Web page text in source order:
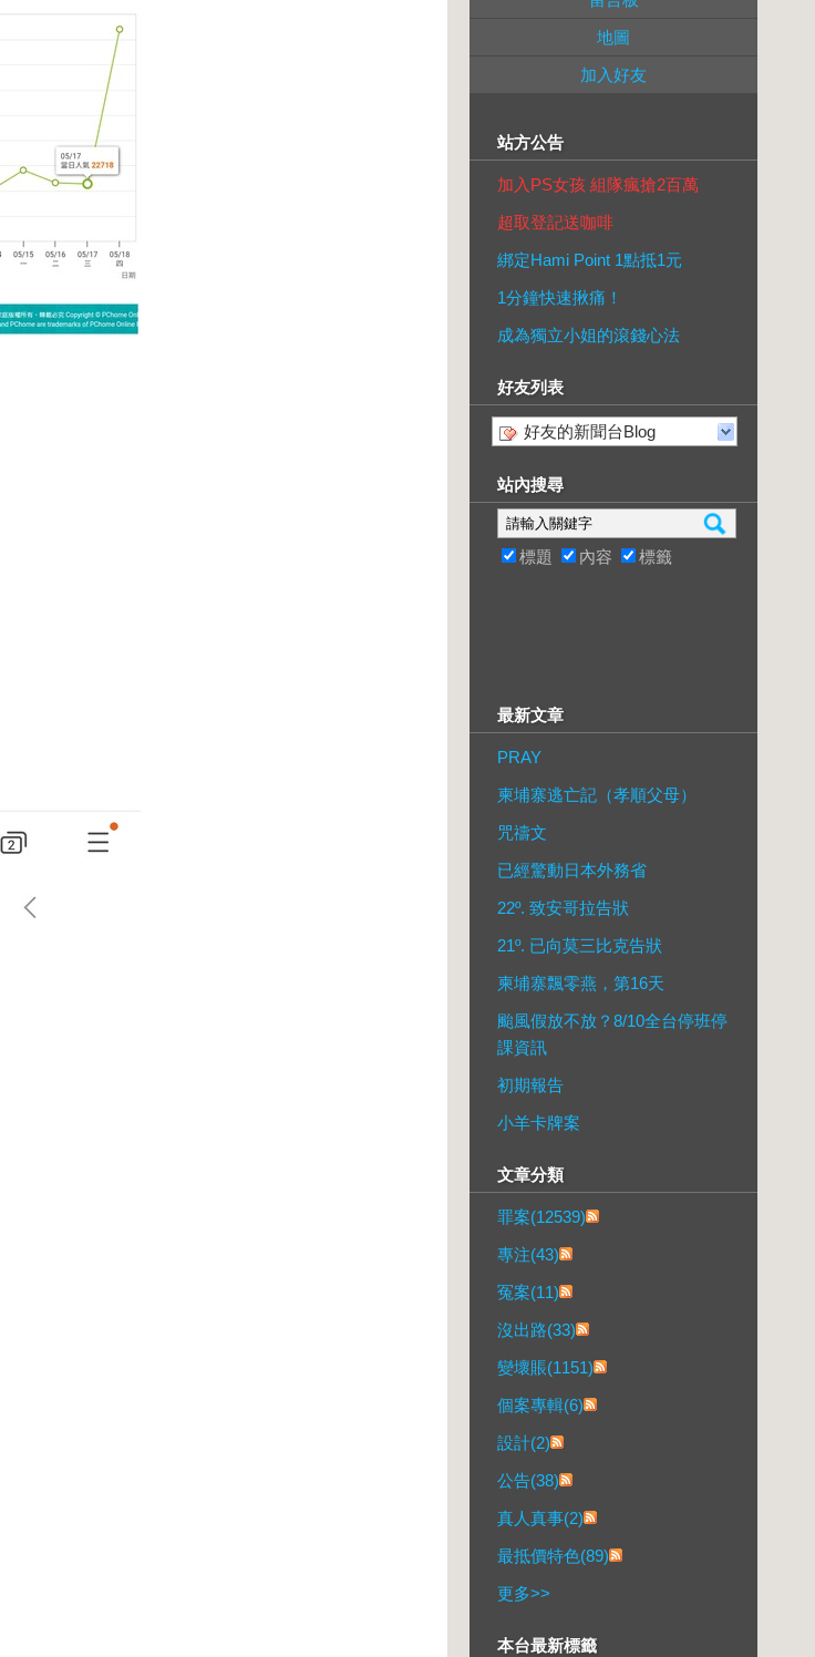
地圖
加入好友
站方公告
加入PS女孩 組隊瘋搶2百萬
超取登記送咖啡
綁定Hami Point 1點抵1元
1分鐘快速揪痛！
成為獨立小姐的滾錢心法
好友列表
好友的新聞台Blog
站內搜尋
標題 內容 標籤
最新文章
PRAY
柬埔寨逃亡記（孝順父母）
咒禱文
已經驚動日本外務省
22º. 致安哥拉告狀
21º. 已向莫三比克告狀
柬埔寨飄零燕，第16天
颱風假放不放？8/10全台停班停
課資訊
初期報告
小羊卡牌案
文章分類
罪案(12539)
專注(43)
冤案(11)
沒出路(33)
變壞賬(1151)
個案專輯(6)
設計(2)
公告(38)
真人真事(2)
最抵價特色(89)
更多>>
本台最新標籤